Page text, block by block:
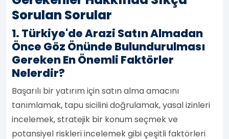
Sorulan Sorular
1. Türkiye'de Arazi Satın Almadan
Önce Göz Önünde Bulundurulması
Gereken En Önemli Faktörler
Nelerdir?
Başarılı bir yatırım için satın alma amacını
tanımlamak, tapu sicilini doğrulamak, yasal izinleri
incelemek, stratejik bir konum seçmek ve
potansiyel riskleri incelemek gibi çeşitli faktörleri